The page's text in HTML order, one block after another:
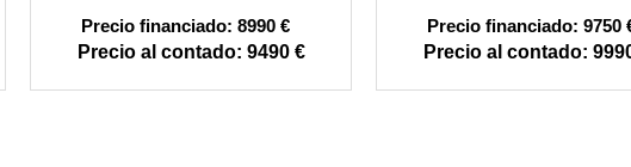
8990 €
9490 €
9750